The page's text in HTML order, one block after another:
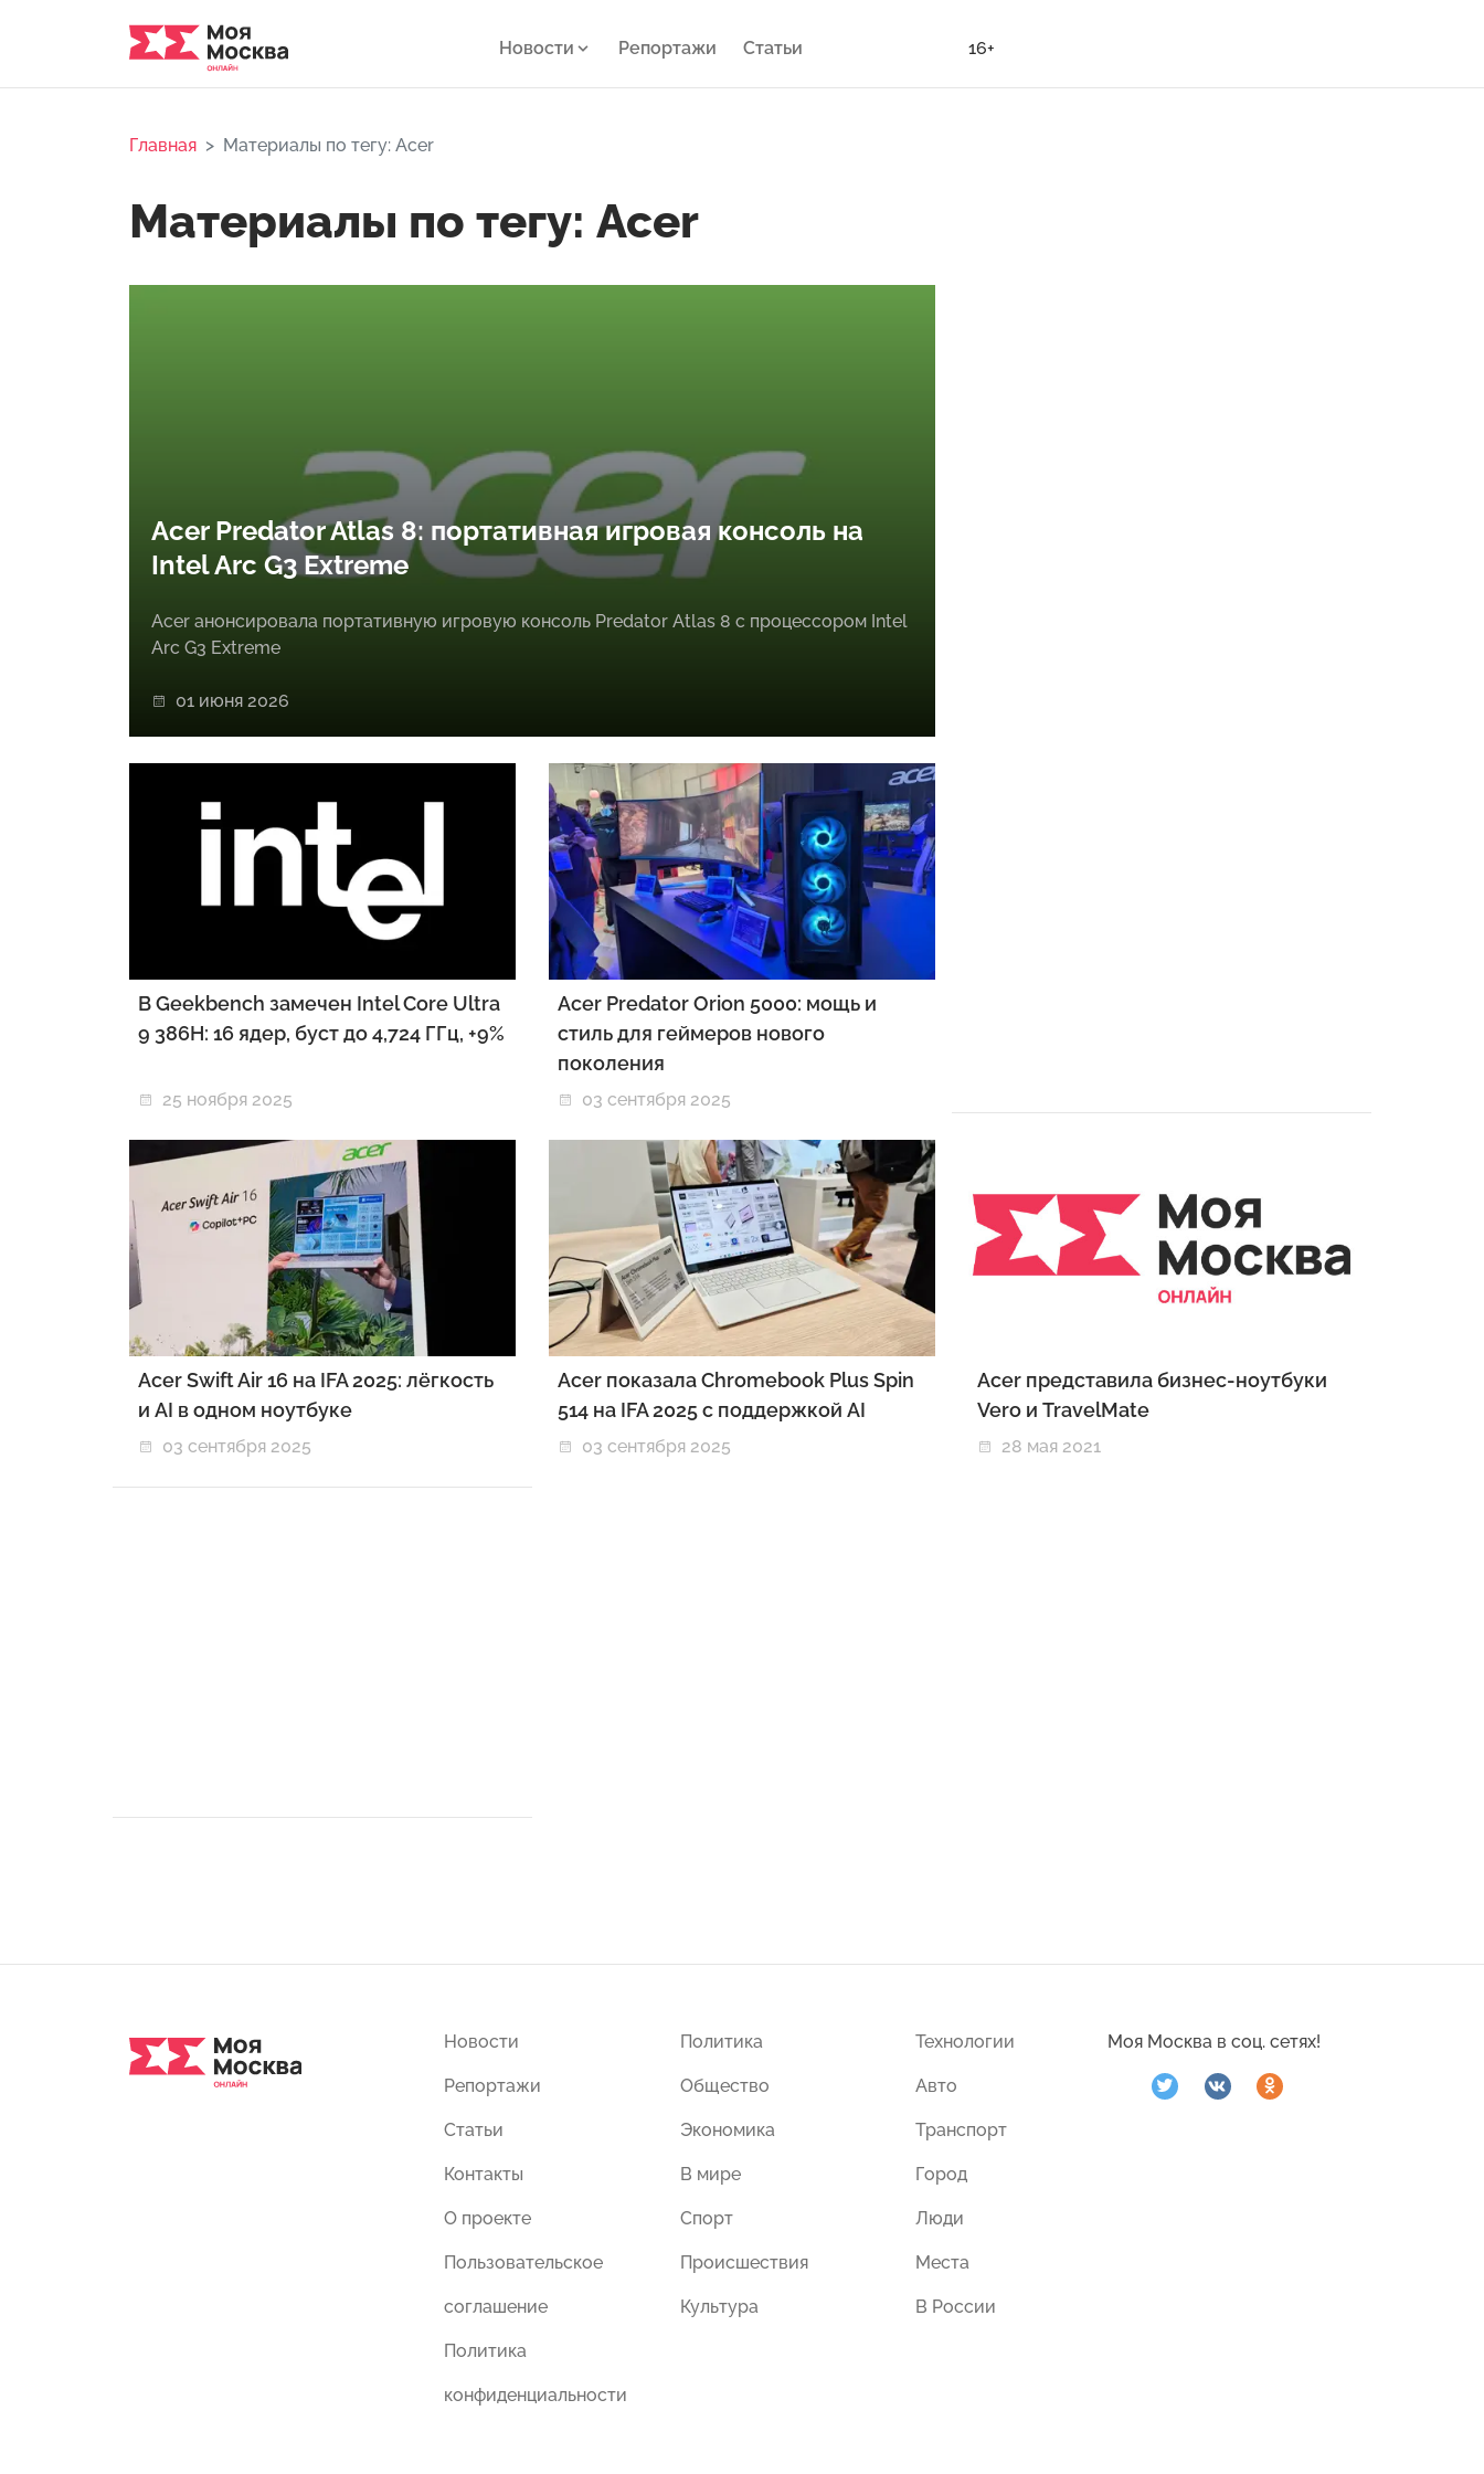
Новости Репортажи Статьи 16+
Главная Материалы по тегу: Acer
Материалы по тегу: Acer
Acer Predator Atlas 8: портативная игровая консоль на
Intel Arc G3 Extreme
Acer анонсировала портативную игровую консоль Predator Atlas 8 с процессором Intel
Arc G3 Extreme
01 июня 2026
В Geekbench замечен Intel Core Ultra
9 386H: 16 ядер, буст до 4,724 ГГц, +9%
25 ноября 2025
Acer Predator Orion 5000: мощь и
стиль для геймеров нового
поколения
03 сентября 2025
Acer Swift Air 16 на IFA 2025: лёгкость
и AI в одном ноутбуке
03 сентября 2025
Acer показала Chromebook Plus Spin
514 на IFA 2025 с поддержкой AI
03 сентября 2025
Acer представила бизнес-ноутбуки
Vero и TravelMate
28 мая 2021
Новости
Репортажи
Статьи
Контакты
О проекте
Пользовательское
соглашение
Политика
конфиденциальности
Политика
Общество
Экономика
В мире
Спорт
Происшествия
Культура
Технологии
Авто
Транспорт
Город
Люди
Места
В России
Моя Москва в соц. сетях!